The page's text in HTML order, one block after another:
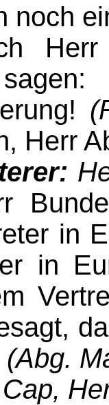
noch
Herr
in
in
(Abg.